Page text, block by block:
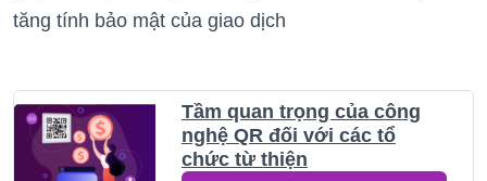
tăng tính bảo mật của giao dịch
Tầm quan trọng của công
nghệ QR đối với các tổ
chức từ thiện